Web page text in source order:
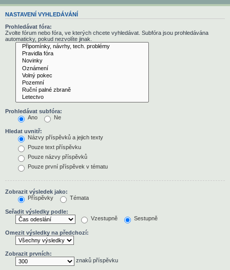
NASTAVENÍ VYHLEDÁVÁNÍ
Prohledávat fóra:
Zvolte fórum nebo fóra, ve kterých chcete vyhledávat. Subfóra jsou prohledávána
automaticky, pokud nezvolíte jinak.
Prohledávat subfóra:
Ano
Ne
Hledat uvnitř:
Názvy příspěvků a jejich texty
Pouze text příspěvku
Pouze názvy příspěvků
Pouze první příspěvek v tématu
Zobrazit výsledek jako:
Příspěvky
Témata
Seřadit výsledky podle:
Vzestupně
Sestupně
Omezit výsledky na předchozí:
Zobrazit prvních:
znaků příspěvku